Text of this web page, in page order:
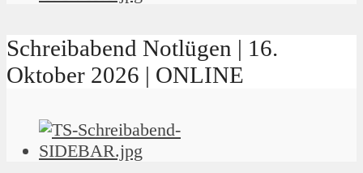
Schreibabend Notlügen | 16.
Oktober 2026 | ONLINE